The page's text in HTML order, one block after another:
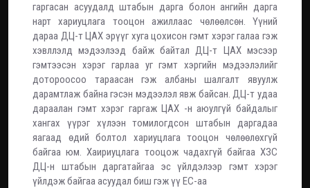
гаргасан асуудалд штабын дарга болон ангийн дарга
нарт хариуцлага тооцон ажиллаас чөлөөлсөн. Үүний
дараа ДЦ-т ЦАХ эрүүг хуга цохисон гэмт хэрэг галаа гэж
хэвллэлд мэдээлээд байж байтал ДЦ-т ЦАХ мэсээр
гэмтээсэн хэрэг гарлаа уг гэмт хэргийн мэдээлэлийг
дотороосоо тараасан гэж албаны шалгалт явуулж
дарамтлаж байна гэсэн мэдээлэл явж байсан. ДЦ-т удаа
дараалан гэмт хэрэг гаргаж ЦАХ -н аюулгүй байдалыг
хангах үүрэг хүлээн томилогдсон штабын даргадаа
яагаад өдий болтол хариуцлага тооцон чөлөөлөхгүй
байгаа юм. Хаириуцлага тооцож чадахгүй байгаа ХЗС
ДЦ-н штабын даргатайгаа эс үйлдэлээр гэмт хэрэг
үйлдэж байгаа асуудал биш гэж үү ЕС-аа